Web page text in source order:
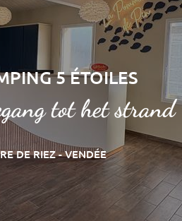
5 ÉTOILES
tot het strand
DE RIEZ - VENDÉE